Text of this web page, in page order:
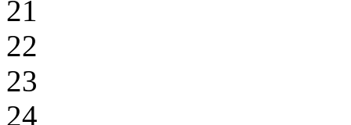
21
22
23
24